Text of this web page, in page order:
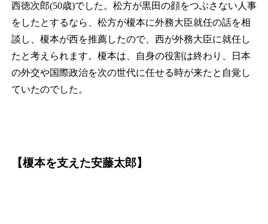
西徳次郎(50歳)でした。松方が黒田の顔をつぶさない人事
をしたとするなら、松方が榎本に外務大臣就任の話を相
談し、榎本が西を推薦したので、西が外務大臣に就任し
たと考えられます。榎本は、自身の役割は終わり、日本
の外交や国際政治を次の世代に任せる時が来たと自覚し
ていたのでした。
【榎本を支えた安藤太郎】